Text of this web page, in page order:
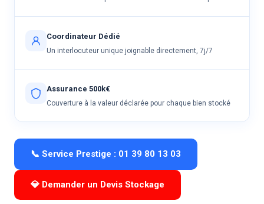
Coordinateur Dédié
Un interlocuteur unique joignable directement, 7j/7
Assurance 500k€
Couverture à la valeur déclarée pour chaque bien stocké
📞 Service Prestige : 01 39 80 13 03
💎 Demander un Devis Stockage